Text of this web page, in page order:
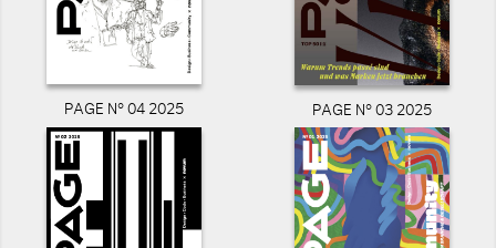
PAGE N° 04 2025 PAGE N° 03 2025